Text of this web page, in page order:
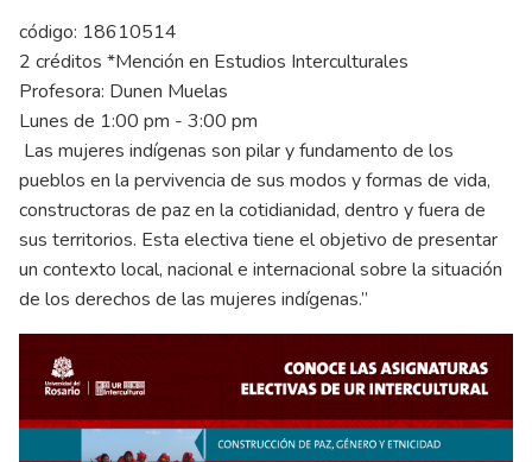
código: 18610514
2 créditos *Mención en Estudios Interculturales
Profesora: Dunen Muelas
Lunes de 1:00 pm - 3:00 pm
Las mujeres indígenas son pilar y fundamento de los
pueblos en la pervivencia de sus modos y formas de vida,
constructoras de paz en la cotidianidad, dentro y fuera de
sus territorios. Esta electiva tiene el objetivo de presentar
un contexto local, nacional e internacional sobre la situación
de los derechos de las mujeres indígenas.”